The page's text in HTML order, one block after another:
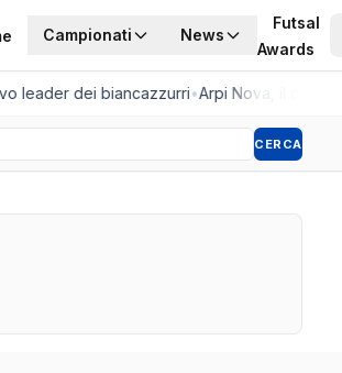
Campionati News
Futsal
Awards
leader dei biancazzurri•Arpi Nova, il colpo
CERCA